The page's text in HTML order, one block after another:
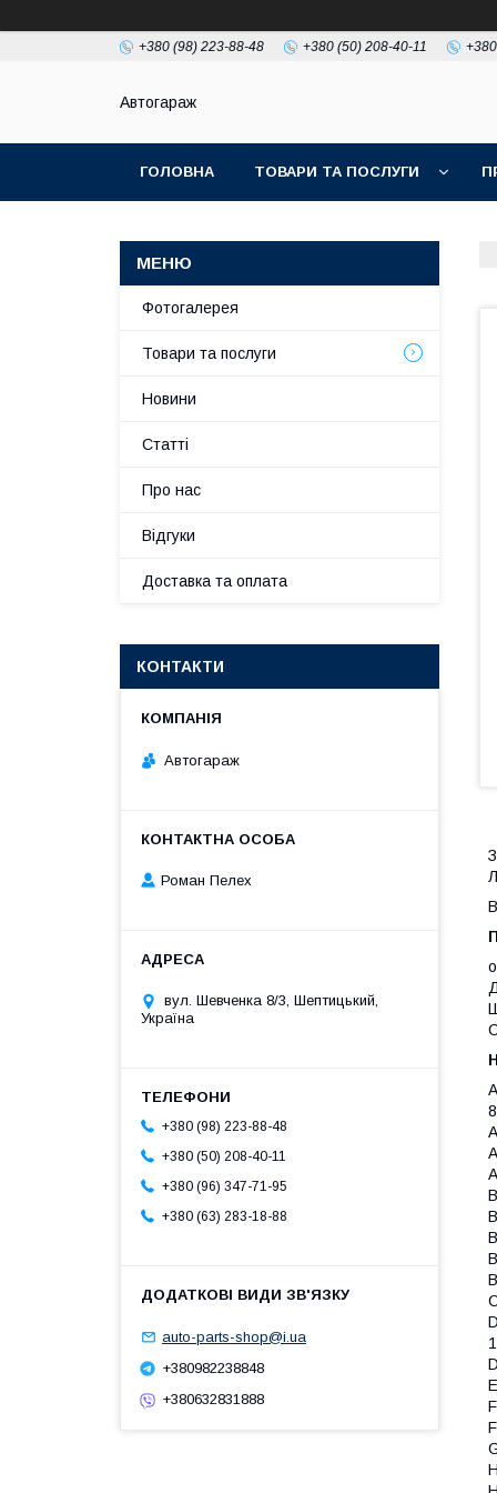
+380 (98) 223-88-48 +380 (50) 208-40-11
Автогараж
ГОЛОВНА ТОВАРИ ТА ПОСЛУГИ
Фотогалерея
Товари та послуги
Новини
Статті
Про нас
Відгуки
Доставка та оплата
КОНТАКТИ
Автогараж
Роман Пелех
вул. Шевченка 8/3, Шептицький,
Україна
+380 (98) 223-88-48
+380 (50) 208-40-11
+380 (96) 347-71-95
+380 (63) 283-18-88
auto-parts-shop@i.ua
+380982238848
+380632831888